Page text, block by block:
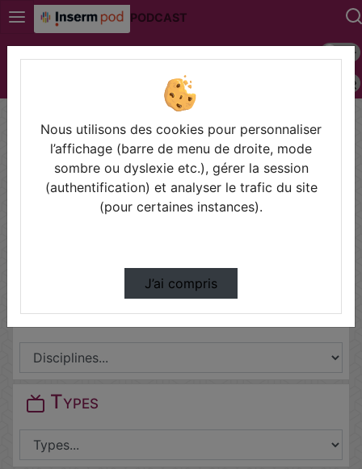
PODCAST
Mode
Police
Contactez nous
Champs obligatoires
Les champs marqués avec un astérisque sont
obligatoires.
Disciplines
Types
Nous utilisons des cookies pour personnaliser
l’affichage (barre de menu de droite, mode
sombre ou dyslexie etc.), gérer la session
(authentification) et analyser le trafic du site
(pour certaines instances).
J’ai compris